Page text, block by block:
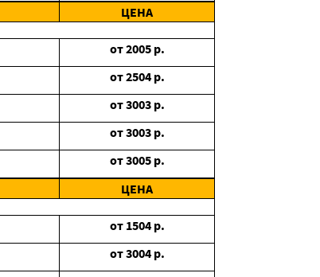
ЦЕНА
от2005 р.
от2504 р.
от3003 р.
от3003 р.
от3005 р.
ЦЕНА
от 1504 р.
от3004 р.